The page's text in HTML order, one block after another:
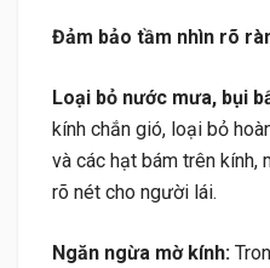
Đảm bảo tầm nhìn rõ
Loại bỏ nước mưa, bụi
kính chắn gió, loại bỏ
và các hạt bám trên kính,
rõ nét cho người lái.
Ngăn ngừa mờ kính: